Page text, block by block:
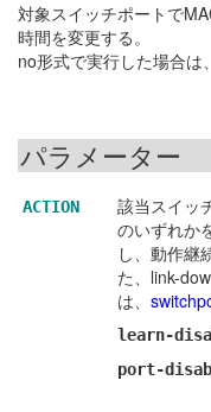
対象スイッチポートで
時間を変更する。
no形式で実行した場合は
パラメーター
ACTION
該当スイッ
のいずれか
し、動作継
た、link-
は、
learn-
port-